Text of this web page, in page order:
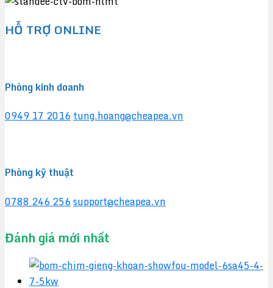
HỖ TRỢ ONLINE
Phòng kinh doanh
0949 17 2016tung.hoang@cheapea.vn
Phòng kỹ thuật
0788 246 256support@cheapea.vn
Đánh giá mới nhất